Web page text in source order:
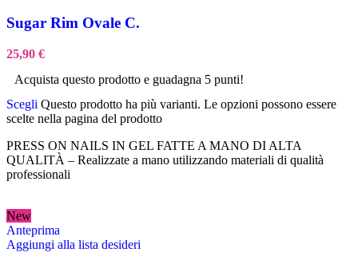
Sugar Rim Ovale C.
25,90 €
Acquista questo prodotto e guadagna 5 punti!
Scegli Questo prodotto ha più varianti. Le opzioni possono essere
scelte nella pagina del prodotto
PRESS ON NAILS IN GEL FATTE A MANO DI ALTA
QUALITÀ – Realizzate a mano utilizzando materiali di qualità
professionali
New
Anteprima
Aggiungi alla lista desideri